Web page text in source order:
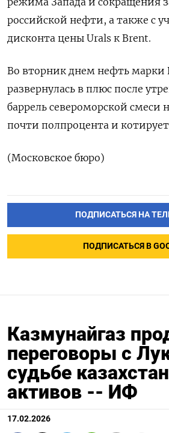
российской нефти, а также с
дисконта цены Urals к Brent.
Во ​вторник днем нефть марки
развернулась в плюс после
баррель североморской смеси
почти полпроцента и
(Московское бюро)
ПОДПИСАТЬСЯ НА
ПОДПИСАТЬСЯ В
Казмунайгаз
переговоры с
судьбе
активов -- ИФ
17.02.2026